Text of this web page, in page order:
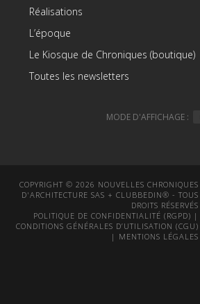
Réalisations
L’époque
Le Kiosque de Chroniques (boutique)
Toutes les newsletters
MODE D'AFFICHAGE :
COPYRIGHT © 2026 NOUVELLES CHRONIQUES
D'ARCHITECTURE SAS + CLUBBEDIN® - TOUS
DROITS RÉSERVÉS
POLITIQUE DE CONFIDENTIALITÉ (RGPD) |
CONDITIONS GÉNÉRALES D’UTILISATION (CGU)
| MENTIONS LÉGALES